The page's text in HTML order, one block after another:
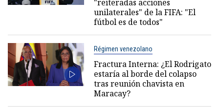
"reiteradas acciones
unilaterales" de la FIFA: "El
fútbol es de todos"
Régimen venezolano
Fractura Interna: ¿El Rodrigato
estaría al borde del colapso
tras reunión chavista en
Maracay?